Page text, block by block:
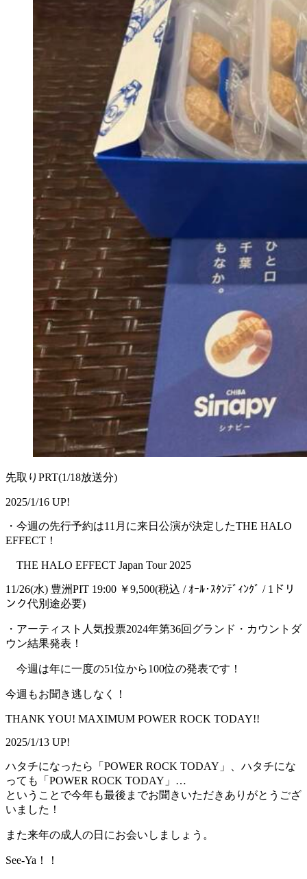
先取りPRT(1/18放送分)
2025/1/16 UP!
・今週の先行予約は11月に来日公演が決定したTHE HALO
EFFECT！
THE HALO EFFECT Japan Tour 2025
11/26(水) 豊洲PIT 19:00 ￥9,500(税込 / ｵｰﾙ･ｽﾀﾝﾃﾞｨﾝｸﾞ / 1ドリ
ンク代別途必要)
・アーティスト人気投票2024年第36回グランド・カウントダ
ウン結果発表！
今週は年に一度の51位から100位の発表です！
今週もお聞き逃しなく！
THANK YOU! MAXIMUM POWER ROCK TODAY!!
2025/1/13 UP!
ハタチになったら「POWER ROCK TODAY」、ハタチにな
っても「POWER ROCK TODAY」…
ということで今年も最後までお聞きいただきありがとうござ
いました！
また来年の成人の日にお会いしましょう。
See-Ya！！